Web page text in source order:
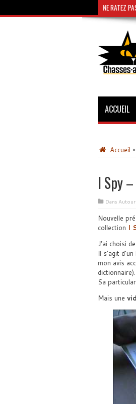
NE RATEZ
ACCUEIL
Accueil »
I Spy
Dans Autour
Nouvelle
collection I
J’ai choisi
Il s’agit d’un
mon avis
dictionnaire).
Sa
Mais une